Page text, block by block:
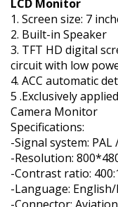
LCD Monitor
1. Screen size: 7
2. Built-in Speaker
3. TFT HD digital
circuit with low
4. ACC automatic
5 .Exclusively
Camera Monitor
Specifications:
-Signal system: PAL
-Resolution:
-Contrast ratio:
-Language: